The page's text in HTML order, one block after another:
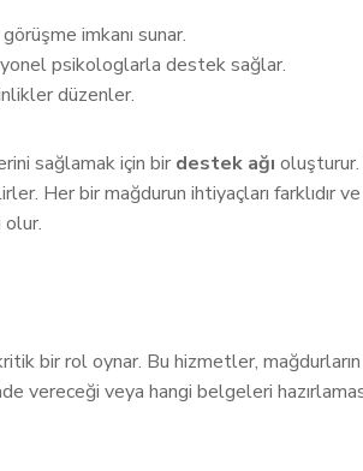
imkanı sunar.
psikologlarla destek sağlar.
düzenler.
sağlamak için bir destek ağı oluşturur.
Her bir mağdurun ihtiyaçları farklıdır
olur.
bir rol oynar. Bu hizmetler, mağdurların
vereceği veya hangi belgeleri